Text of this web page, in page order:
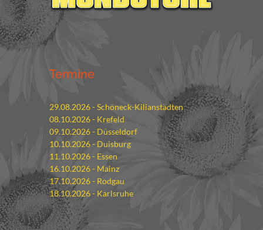
Termine
29.08.2026 - Schöneck-Kilianstädten
08.10.2026 - Krefeld
09.10.2026 - Düsseldorf
10.10.2026 - Duisburg
11.10.2026 - Essen
16.10.2026 - Mainz
17.10.2026 - Rodgau
18.10.2026 - Karlsruhe